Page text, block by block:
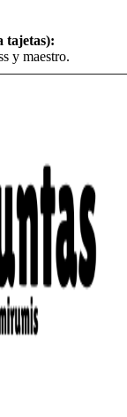
tajetas):
y maestro.